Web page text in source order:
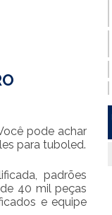
pode achar
para tuboled.
padrões
40 mil peças
e equipe